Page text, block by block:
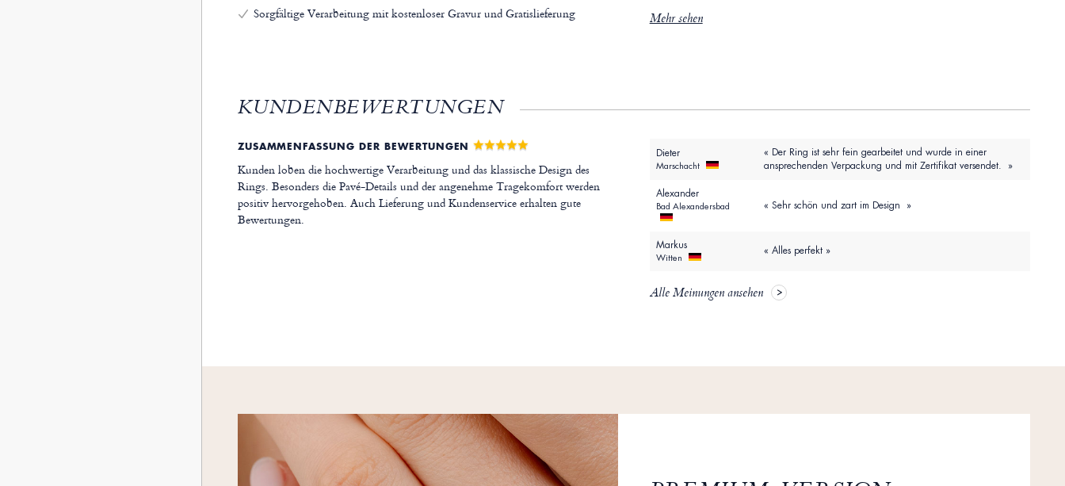
Sorgfältige Verarbeitung mit kostenloser Gravur und Gratislieferung
Mehr sehen
KUNDENBEWERTUNGEN
ZUSAMMENFASSUNG DER BEWERTUNGEN
Kunden loben die hochwertige Verarbeitung und das klassische Design des
Rings. Besonders die Pavé-Details und der angenehme Tragekomfort werden
positiv hervorgehoben. Auch Lieferung und Kundenservice erhalten gute
Bewertungen.
Dieter
Marschacht
« Der Ring ist sehr fein gearbeitet und wurde in einer
ansprechenden Verpackung und mit Zertifikat versendet. »
Alexander
Bad Alexandersbad « Sehr schön und zart im Design »
Markus
Witten
« Alles perfekt »
Alle Meinungen ansehen